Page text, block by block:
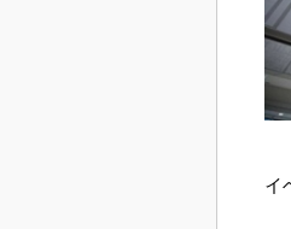
イ